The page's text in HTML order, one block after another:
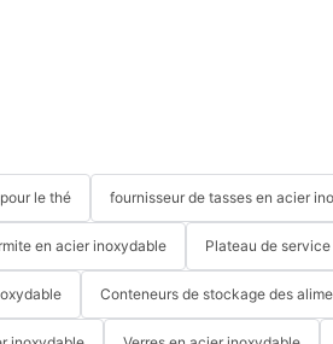
le thé fournisseur de tasses en acier
en acier inoxydable Plateau de
Conteneurs de stockage des